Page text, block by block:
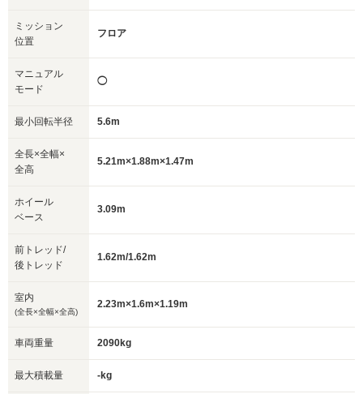
ミッション
位置
フロア
マニュアル
モード
◯
最小回転半径 5.6m
全長×全幅×
全高
5.21m×1.88m×1.47m
ホイール
ベース
3.09m
前トレッド/
後トレッド
1.62m/1.62m
室内
(全長×全幅×全高)
2.23m×1.6m×1.19m
車両重量 2090kg
最大積載量 -kg